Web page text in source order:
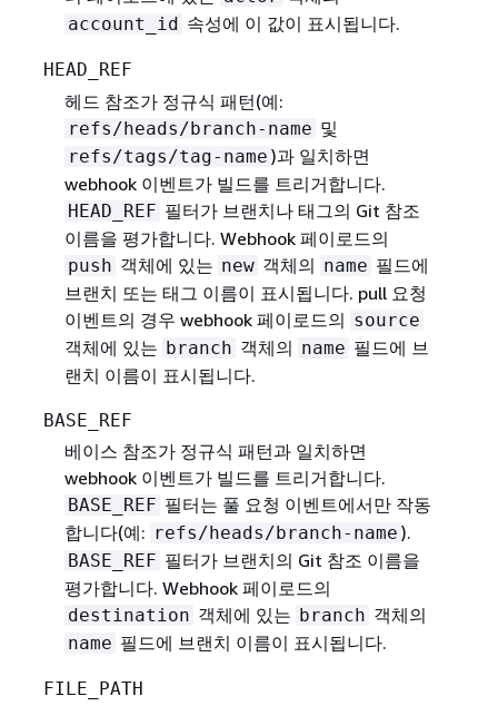
account_id 속성에 이 값이 표시됩니다.
HEAD_REF
헤드 참조가 정규식 패턴(예:
refs/heads/branch-name 및
refs/tags/tag-name )과 일치하면
webhook 이벤트가 빌드를 트리거합니다.
HEAD_REF 필터가 브랜치나 태그의 Git 참조
이름을 평가합니다. Webhook 페이로드의
push 객체에 있는 new 객체의 name 필드에
브랜치 또는 태그 이름이 표시됩니다. pull 요청
이벤트의 경우 webhook 페이로드의 source
객체에 있는 branch 객체의 name 필드에 브
랜치 이름이 표시됩니다.
BASE_REF
베이스 참조가 정규식 패턴과 일치하면
webhook 이벤트가 빌드를 트리거합니다.
BASE_REF 필터는 풀 요청 이벤트에서만 작동
합니다(예: refs/heads/branch-name ).
BASE_REF 필터가 브랜치의 Git 참조 이름을
평가합니다. Webhook 페이로드의
destination 객체에 있는 branch 객체의
name 필드에 브랜치 이름이 표시됩니다.
FILE_PATH